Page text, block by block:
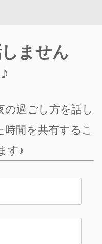
ません
過ごし方を話し
間を共有するこ
す♪